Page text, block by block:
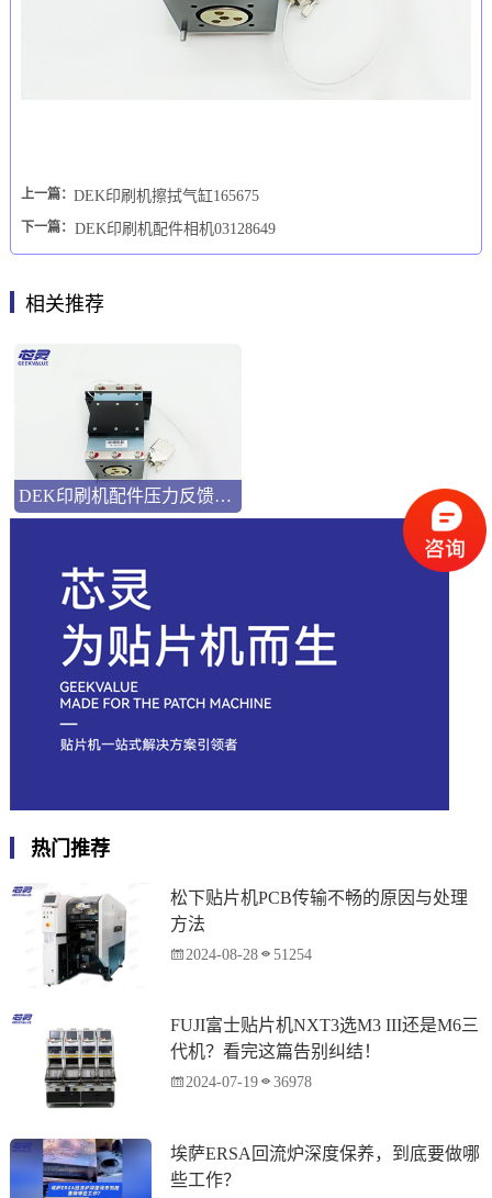
上一篇： DEK印刷机擦拭气缸165675
下一篇： DEK印刷机配件相机03128649
相关推荐
DEK印刷机配件压力反馈模块TR1021476
热门推荐
松下贴片机PCB传输不畅的原因与处理
方法
2024-08-28 51254
FUJI富士贴片机NXT3选M3 III还是M6三
代机？看完这篇告别纠结！
2024-07-19 36978
埃萨ERSA回流炉深度保养，到底要做哪
些工作？